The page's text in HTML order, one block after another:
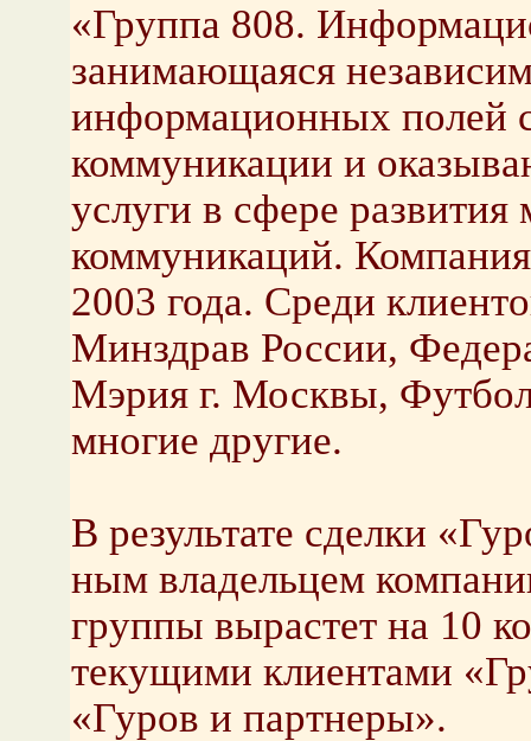
«Группа 808.
занимающаяся
информационных полей
коммуникации и
услуги в сфере
коммуникаций. Компания
2003 года. Среди
Минздрав России,
Мэрия г. Москвы,
многие другие.
В результате сделки
ным владельцем
группы вырастет на 10
текущими клиентами
«Гуров и партнеры».